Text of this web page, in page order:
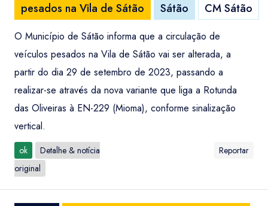
pesados na Vila de Sátão
Sátão CM Sátão
O Município de Sátão informa que a circulação de
veículos pesados na Vila de Sátão vai ser alterada, a
partir do dia 29 de setembro de 2023, passando a
realizar-se através da nova variante que liga a Rotunda
das Oliveiras à EN-229 (Mioma), conforme sinalização
vertical.
ok
Detalhe & notícia
original
Reportar